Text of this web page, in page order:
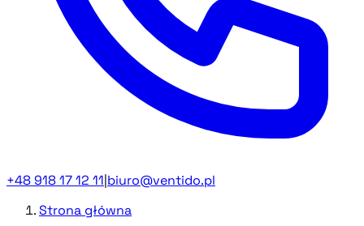
+48 918 17 12 11 biuro@ventido.pl
Strona główna